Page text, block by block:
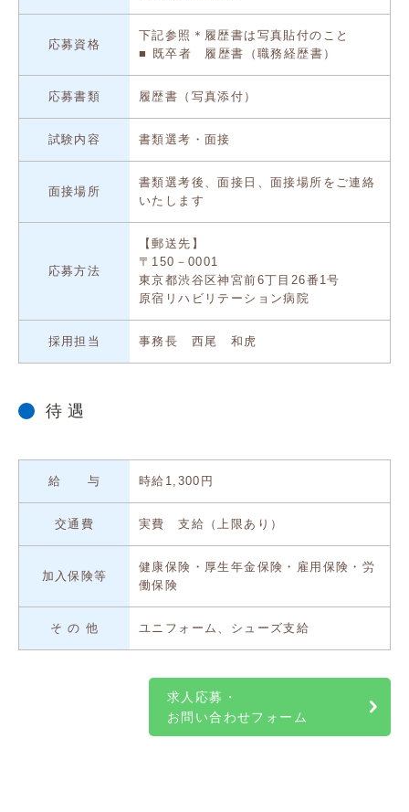
応募資格
下記参照＊履歴書は写真貼付のこと
■ 既卒者 履歴書（職務経歴書）
応募書類 履歴書（写真添付）
試験内容 書類選考・面接
面接場所
書類選考後、面接日、面接場所をご連絡
いたします
応募方法
【郵送先】
〒150－0001
東京都渋谷区神宮前6丁目26番1号
原宿リハビリテーション病院
採用担当 事務長 西尾 和虎
待 遇
給 与 時給1,300円
交通費 実費 支給（上限あり）
加入保険等
健康保険・厚生年金保険・雇用保険・労
働保険
そ の 他 ユニフォーム、シューズ支給
求人応募・
お問い合わせフォーム